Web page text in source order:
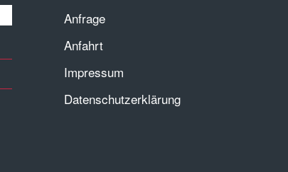
Anfrage
Anfahrt
Impressum
Datenschutzerklärung